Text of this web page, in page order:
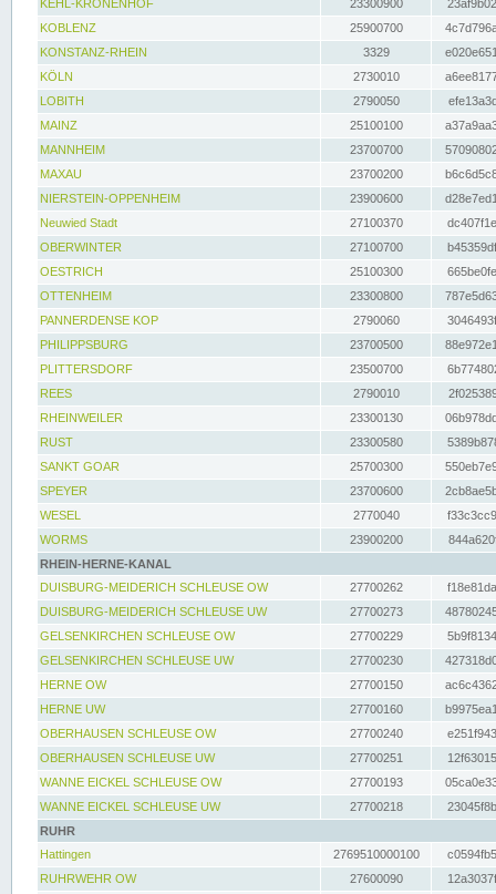
KEHL-KRONENHOF
23300900
KOBLENZ
25900700
KONSTANZ-RHEIN
3329
KÖLN
2730010
LOBITH
2790050
MAINZ
25100100
MANNHEIM
23700700
MAXAU
23700200
NIERSTEIN-OPPENHEIM
23900600
Neuwied Stadt
27100370
OBERWINTER
27100700
OESTRICH
25100300
OTTENHEIM
23300800
PANNERDENSE KOP
2790060
PHILIPPSBURG
23700500
PLITTERSDORF
23500700
REES
2790010
RHEINWEILER
23300130
RUST
23300580
SANKT GOAR
25700300
SPEYER
23700600
WESEL
2770040
WORMS
23900200
RHEIN-HERNE-KANAL
DUISBURG-MEIDERICH SCHLEUSE OW
27700262
DUISBURG-MEIDERICH SCHLEUSE UW
27700273
GELSENKIRCHEN SCHLEUSE OW
27700229
GELSENKIRCHEN SCHLEUSE UW
27700230
HERNE OW
27700150
HERNE UW
27700160
OBERHAUSEN SCHLEUSE OW
27700240
OBERHAUSEN SCHLEUSE UW
27700251
WANNE EICKEL SCHLEUSE OW
27700193
WANNE EICKEL SCHLEUSE UW
27700218
RUHR
Hattingen
2769510000100
RUHRWEHR OW
27600090